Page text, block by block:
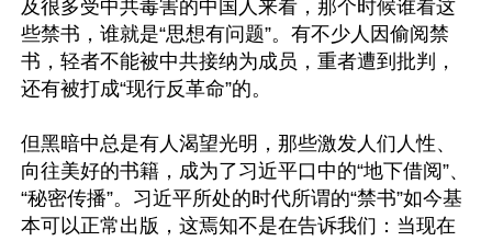
及很多受中共毒害的中国人来看，那个时候谁看这
些禁书，谁就是“思想有问题”。有不少人因偷阅禁
书，轻者不能被中共接纳为成员，重者遭到批判，
还有被打成“现行反革命”的。
但黑暗中总是有人渴望光明，那些激发人们人性、
向往美好的书籍，成为了习近平口中的“地下借阅”、
“秘密传播”。习近平所处的时代所谓的“禁书”如今基
本可以正常出版，这焉知不是在告诉我们：当现在